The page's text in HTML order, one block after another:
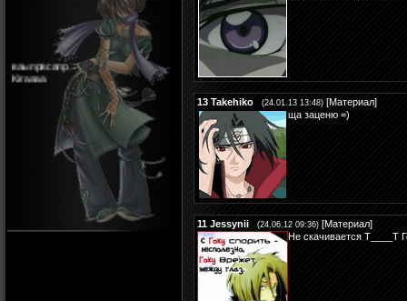
ваыпрвсапр
Kiraaaa
13 Takehiko (24.01.13 13:48) [Материал]
ща заценю =)
11 Jessynii (24.06.12 09:36) [Материал]
Не скачивается Т____Т